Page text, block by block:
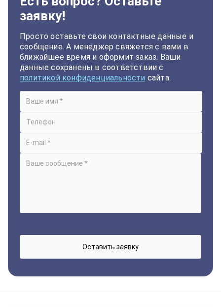
заявку!
Просто оставьте свои контактные данные и
сообщение. А менеджер свяжется с вами в
ближайшее время и оформит заказ. Ваши
данные сохранены в соответствии с
политикой конфиденциальности сайта.